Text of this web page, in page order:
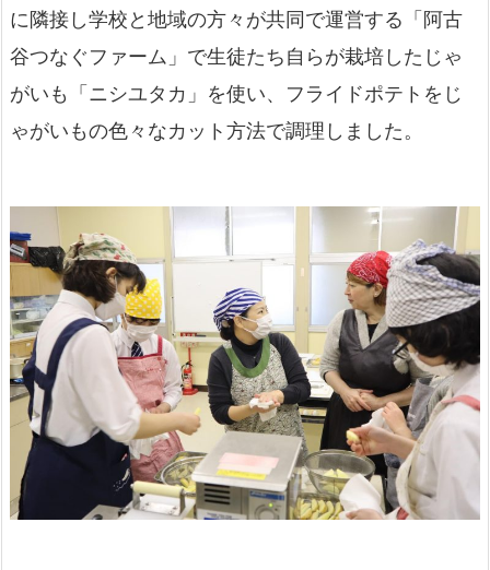
に隣接し学校と地域の方々が共同で運営する「阿古
谷つなぐファーム」で生徒たち自らが栽培したじゃ
がいも「ニシユタカ」を使い、フライドポテトをじ
ゃがいもの色々なカット方法で調理しました。